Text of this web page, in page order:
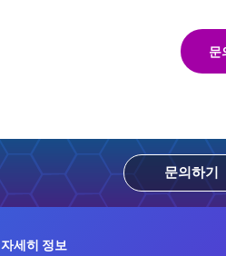
문
문의하기
자세히 정보